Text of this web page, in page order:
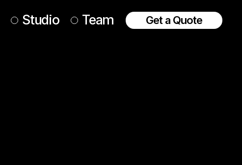
Studio Team Get a Quote